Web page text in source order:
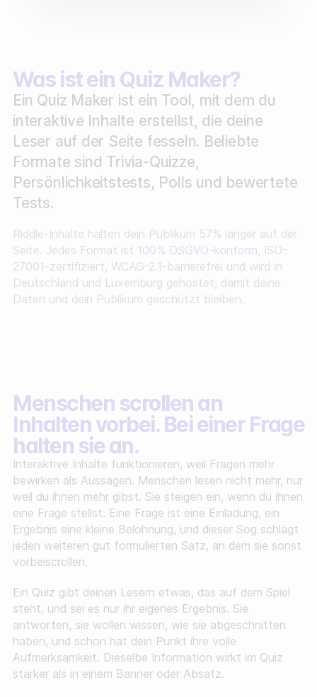
Verstehe dein Publikum besser
Generiere hochwertige Leads
Was ist ein Quiz Maker?
Ein Quiz Maker ist ein Tool, mit dem du
interaktive Inhalte erstellst, die deine
Leser auf der Seite fesseln. Beliebte
Formate sind Trivia-Quizze,
Persönlichkeitstests, Polls und bewertete
Tests.
Riddle-Inhalte halten dein Publikum 57% länger auf der
Seite. Jedes Format ist 100% DSGVO-konform, ISO-
27001-zertifiziert, WCAG-2.1-barrierefrei und wird in
Deutschland und Luxemburg gehostet, damit deine
Daten und dein Publikum geschützt bleiben.
Menschen scrollen an
Inhalten vorbei. Bei einer Frage
halten sie an.
Interaktive Inhalte funktionieren, weil Fragen mehr
bewirken als Aussagen. Menschen lesen nicht mehr, nur
weil du ihnen mehr gibst. Sie steigen ein, wenn du ihnen
eine Frage stellst. Eine Frage ist eine Einladung, ein
Ergebnis eine kleine Belohnung, und dieser Sog schlägt
jeden weiteren gut formulierten Satz, an dem sie sonst
vorbeiscrollen.
Ein Quiz gibt deinen Lesern etwas, das auf dem Spiel
steht, und sei es nur ihr eigenes Ergebnis. Sie
antworten, sie wollen wissen, wie sie abgeschnitten
haben, und schon hat dein Punkt ihre volle
Aufmerksamkeit. Dieselbe Information wirkt im Quiz
stärker als in einem Banner oder Absatz.